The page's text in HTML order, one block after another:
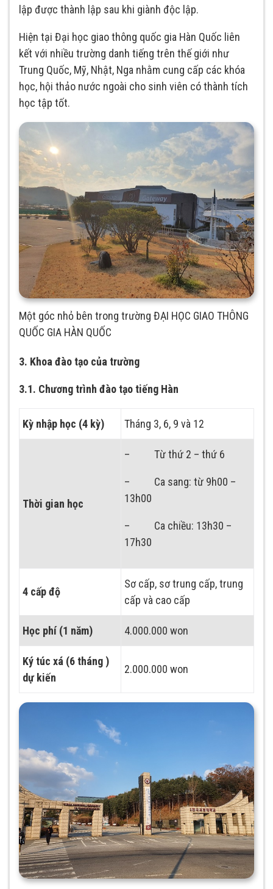
lập được thành lập sau khi giành độc lập.
Hiện tại Đại học giao thông quốc gia Hàn Quốc liên
kết với nhiều trường danh tiếng trên thế giới như
Trung Quốc, Mỹ, Nhật, Nga nhằm cung cấp các khóa
học, hội thảo nước ngoài cho sinh viên có thành tích
học tập tốt.
Một góc nhỏ bên trong trường ĐẠI HỌC GIAO THÔNG
QUỐC GIA HÀN QUỐC
3. Khoa đào tạo của trường
3.1. Chương trình đào tạo tiếng Hàn
Kỳ nhập học (4 kỳ) Tháng 3, 6, 9 và 12
Thời gian học
– Từ thứ 2 – thứ 6
– Ca sang: từ 9h00 –
13h00
– Ca chiều: 13h30 –
17h30
4 cấp độ
Sơ cấp, sơ trung cấp, trung
cấp và cao cấp
Học phí (1 năm) 4.000.000 won
Ký túc xá (6 tháng )
dự kiến
2.000.000 won